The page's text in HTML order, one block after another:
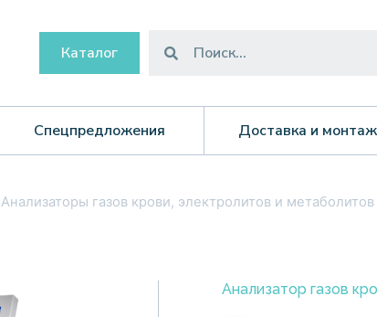
Каталог
Спецпредложения Доставка и монтаж
Анализаторы газов крови, электролитов и метаболитов
Анализатор газов